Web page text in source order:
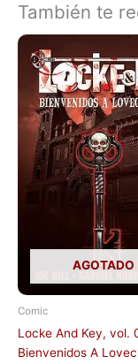
También te
AGOTADO
Comic
Locke And Key, vol.
Bienvenidos A